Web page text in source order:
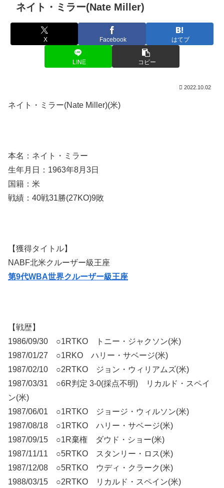
ネイト・ミラー(Nate Miller)
X Facebook はてブ
LINE コピー
2022.10.02
ネイト・ミラー(Nate Miller)(米)
本名：ネイト・ミラー
生年月日：1963年8月3日
国籍：米
戦績：40戦31勝(27KO)9敗
【獲得タイトル】
NABF北米クルーザー級王座
第9代WBA世界クルーザー級王座
【戦歴】
1986/09/30 ○1RTKO トニー・ジャクソン(米)
1987/01/27 ○1RKO ハリー・サベージ(米)
1987/02/10 ○2RTKO ジョン・ウィリアムズ(米)
1987/03/31 ○6R判定 3-0(採点不明) リカルド・スペイ
ン(米)
1987/06/01 ○1RTKO ジョージ・ウィルソン(米)
1987/08/18 ○1RTKO ハリー・サベージ(米)
1987/09/15 ○1R棄権 ダウド・ショー(米)
1987/11/11 ○5RTKO スタンリー・ロス(米)
1987/12/08 ○5RTKO ウディ・クラーク(米)
1988/03/15 ○2RTKO リカルド・スペイン(米)